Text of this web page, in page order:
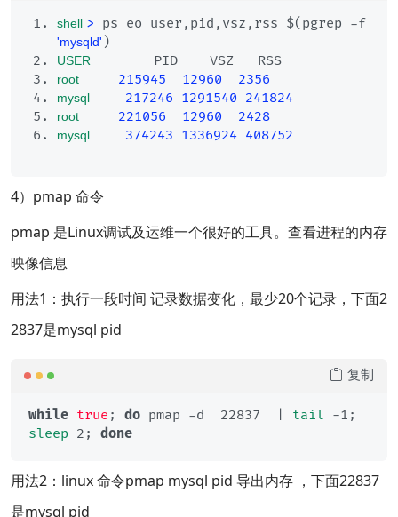
shell >
'mysqld' )
USER
       PID    VSZ   RSS
root 215945 12960 2356
mysql 217246 1291540 241824
root 221056 12960 2428
mysql 374243 1336924 408752
4）pmap 命令
pmap 是Linux调试及运维一个很好的工具。查看进程的内存
映像信息
用法1：执行一段时间 记录数据变化，最少20个记录，下面2
2837是mysql pid
while true ; do pmap -d  22837  | tail
sleep 2; done
复制
用法2：linux 命令pmap mysql pid 导出内存 ，下面22837
是mysql pid